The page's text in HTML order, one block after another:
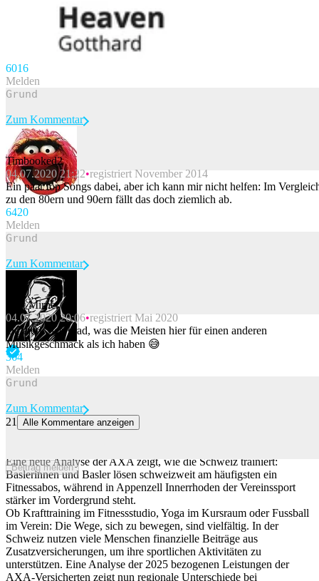
6016
Melden
Beitrag melden
Zum Kommentar
Timbooked2
04.07.2020 21:22 registriert November 2014
Ein paar top Songs dabei, aber ich kann mir nicht helfen: Im
zu den 80ern und 90ern fällt das doch ziemlich ab.
6420
Melden
Beitrag melden
Zum Kommentar
Stax Mirner
04.07.2020 20:06 registriert Mai 2020
Da merk‘ ich grad, was die Meisten hier für einen anderen
Musikgeschmack als ich haben 😅
364
Melden
Beitrag melden
Zum Kommentar
21
Alle Kommentare anzeigen
Eine neue Analyse der AXA zeigt, wie die Schweiz trainiert:
Baslerinnen und Basler lösen schweizweit am häufigsten ein
Fitnessabos, während in Appenzell Innerrhoden der Vereinssport
stärker im Vordergrund steht.
Ob Krafttraining im Fitnessstudio, Yoga im Kursraum oder Fussball
im Verein: Die Wege, sich zu bewegen, sind vielfältig. In der
Schweiz nutzen viele Menschen finanzielle Beiträge aus
Zusatzversicherungen, um ihre sportlichen Aktivitäten zu
unterstützen. Eine Analyse der 2025 bezogenen Leistungen der
AXA-Versicherten zeigt nun regionale Unterschiede bei